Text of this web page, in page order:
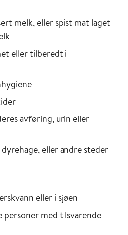
melk, eller spist mat laget
eller tilberedt i
avføring, urin eller
eller andre steder
eller i sjøen
personer med tilsvarende